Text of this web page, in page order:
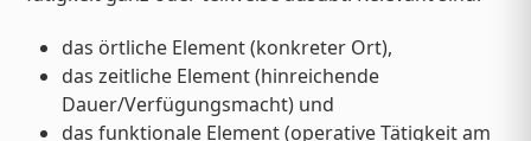
das örtliche Element (konkreter Ort),
das zeitliche Element (hinreichende
Dauer/Verfügungsmacht) und
das funktionale Element (operative Tätigkeit am